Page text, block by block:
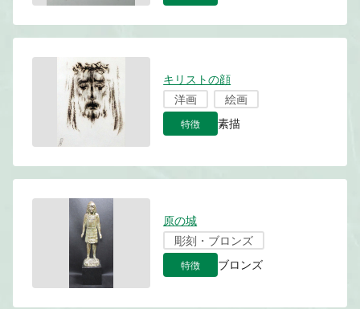
キリストの顔
洋画
絵画
特徴 素描
原の城
彫刻・ブロンズ
特徴 ブロンズ